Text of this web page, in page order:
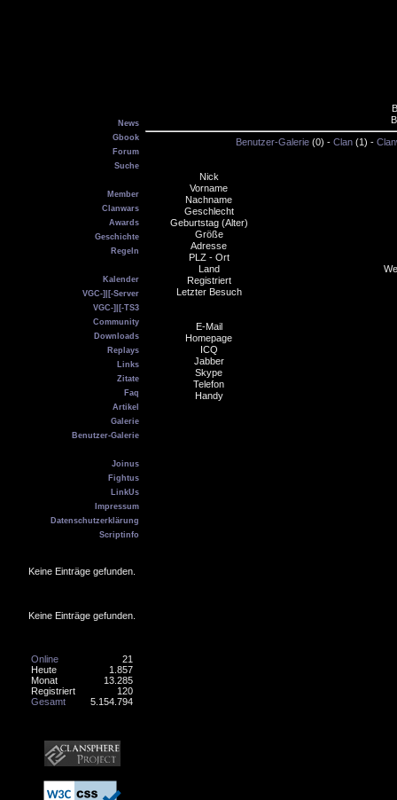
News
Gbook
Forum
Suche
Member
Clanwars
Awards
Geschichte
Regeln
Kalender
VGC-]|[-Server
VGC-]|[-TS3
Community
Downloads
Replays
Links
Zitate
Faq
Artikel
Galerie
Benutzer-Galerie
Joinus
Fightus
LinkUs
Impressum
Datenschutzerklärung
Scriptinfo
Keine Einträge gefunden.
Keine Einträge gefunden.
21
Online
1.857
Heute
13.285
Monat
120
Registriert
5.154.794
Gesamt
Benutzer-Galerie(0) - Clan(1) -
Nick
Vorname
Nachname
Geschlecht
Geburtstag (Alter)
Größe
Adresse
PLZ - Ort
Land
Registriert
Letzter Besuch
E-Mail
Homepage
ICQ
Jabber
Skype
Telefon
Handy